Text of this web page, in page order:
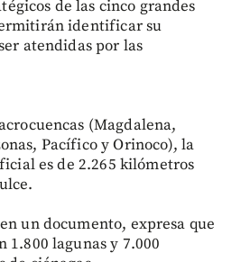
de las cinco grandes
identificar su
atendidas por las
(Magdalena,
Pacífico y Orinoco), la
es de 2.265 kilómetros
un documento, expresa que
1.800 lagunas y 7.000